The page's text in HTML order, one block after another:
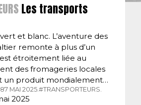
Les transports
et blanc. L’aventure des
remonte à plus d’un
étroitement liée au
des fromageries locales
un produit mondialement…
MAI 2025.#TRANSPORTEURS.
2025